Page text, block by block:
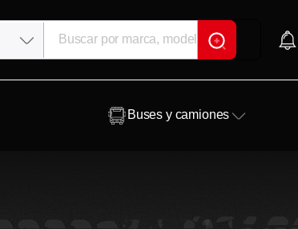
Buses y camiones